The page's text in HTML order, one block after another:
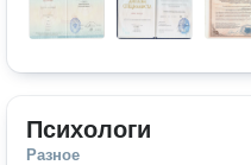
Психологи
Разное